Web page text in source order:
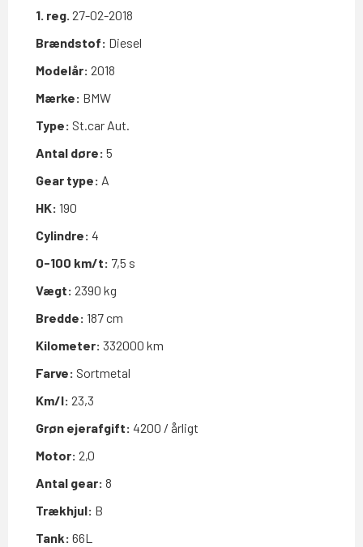
1. reg. 27-02-2018
Brændstof: Diesel
Modelår: 2018
Mærke: BMW
Type: St.car Aut.
Antal døre: 5
Gear type: A
HK: 190
Cylindre: 4
0-100 km/t: 7,5 s
Vægt: 2390 kg
Bredde: 187 cm
Kilometer: 332000 km
Farve: Sortmetal
Km/l: 23,3
Grøn ejerafgift: 4200 / årligt
Motor: 2,0
Antal gear: 8
Trækhjul: B
Tank: 66L